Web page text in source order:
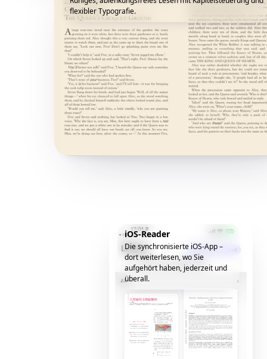
flexibler Typografie.
iOS-Reader
Die synchronisierte iOS-App –
dort weiterlesen, wo Sie
aufgehört haben, jederzeit und
überall.